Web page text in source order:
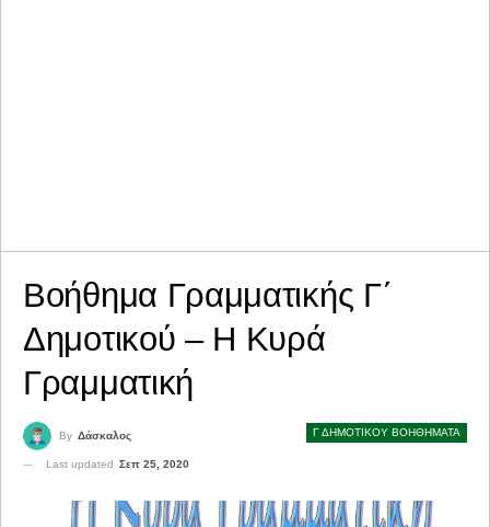
Βοήθημα Γραμματικής Γ΄
Δημοτικού – Η Κυρά
Γραμματική
Γ ΔΗΜΟΤΙΚΟΥ ΒΟΗΘΗΜΑΤΑ
By Δάσκαλος
Last updated Σεπ 25, 2020